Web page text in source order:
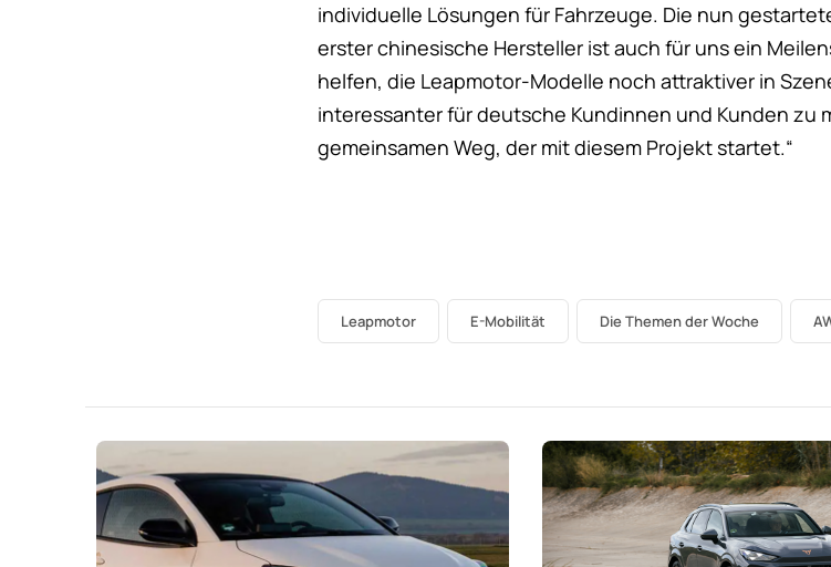
individuelle Lösungen für Fahrzeuge. Die nun
erster chinesische Hersteller ist auch für uns ein
helfen, die Leapmotor-Modelle noch attraktiver in
interessanter für deutsche Kundinnen und Kunden zu
gemeinsamen Weg, der mit diesem Projekt startet.“
Leapmotor E-Mobilität Die Themen der Woche